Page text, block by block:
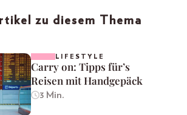
zu diesem Thema
LIFESTYLE
Carry on: Tipps für’s
Reisen mit Handgepäck
3 Min.